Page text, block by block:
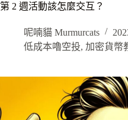
第 2 週活動該怎麼交互？
呢喃貓 Murmurcats
低成本嚕空投, 加密貨幣